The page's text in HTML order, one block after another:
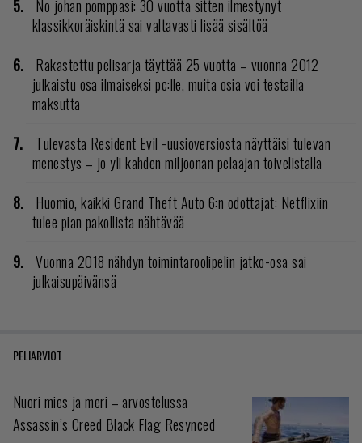
No johan pomppasi: 30 vuotta sitten ilmestynyt
klassikkoräiskintä sai valtavasti lisää sisältöä
Rakastettu pelisarja täyttää 25 vuotta – vuonna 2012
julkaistu osa ilmaiseksi pc:lle, muita osia voi testailla
maksutta
Tulevasta Resident Evil -uusioversiosta näyttäisi tulevan
menestys – jo yli kahden miljoonan pelaajan toivelistalla
Huomio, kaikki Grand Theft Auto 6:n odottajat: Netflixiin
tulee pian pakollista nähtävää
Vuonna 2018 nähdyn toimintaroolipelin jatko-osa sai
julkaisupäivänsä
PELIARVIOT
Nuori mies ja meri – arvostelussa
Assassin’s Creed Black Flag Resynced